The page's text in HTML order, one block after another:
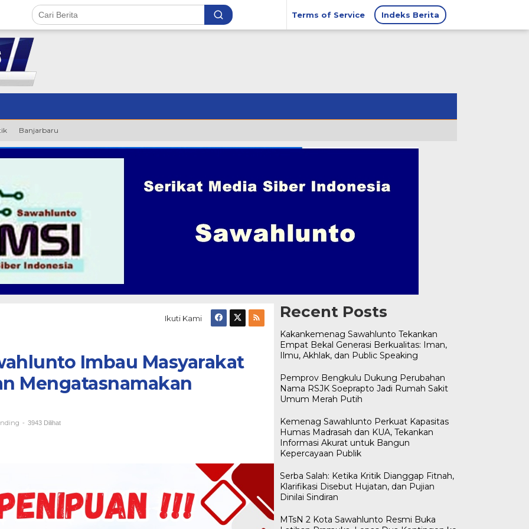
Terms of Service Indeks Berita
Banjarbaru
Ikuti Kami
Imbau Masyarakat
Mengatasnamakan
- 3943 Dilihat
Recent Posts
Kakankemenag Sawahlunto Tekankan
Empat Bekal Generasi Berkualitas: Iman,
Ilmu, Akhlak, dan Public Speaking
Pemprov Bengkulu Dukung Perubahan
Nama RSJK Soeprapto Jadi Rumah Sakit
Umum Merah Putih
Kemenag Sawahlunto Perkuat Kapasitas
Humas Madrasah dan KUA, Tekankan
Informasi Akurat untuk Bangun
Kepercayaan Publik
Serba Salah: Ketika Kritik Dianggap Fitnah,
Klarifikasi Disebut Hujatan, dan Pujian
Dinilai Sindiran
MTsN 2 Kota Sawahlunto Resmi Buka